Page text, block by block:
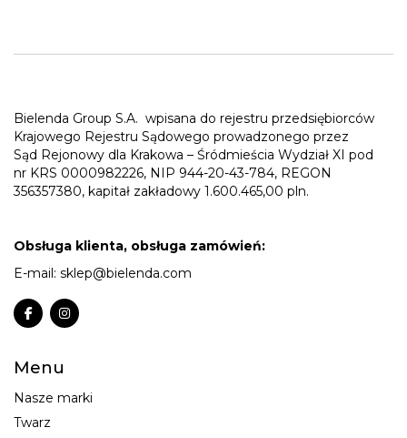
Bielenda Group S.A. wpisana do rejestru przedsiębiorców
Krajowego Rejestru Sądowego prowadzonego przez
Sąd Rejonowy dla Krakowa – Śródmieścia Wydział XI pod
nr KRS 0000982226, NIP 944-20-43-784, REGON
356357380, kapitał zakładowy 1.600.465,00 pln.
Obsługa klienta, obsługa zamówień:
E-mail: sklep@bielenda.com
Menu
Nasze marki
Twarz